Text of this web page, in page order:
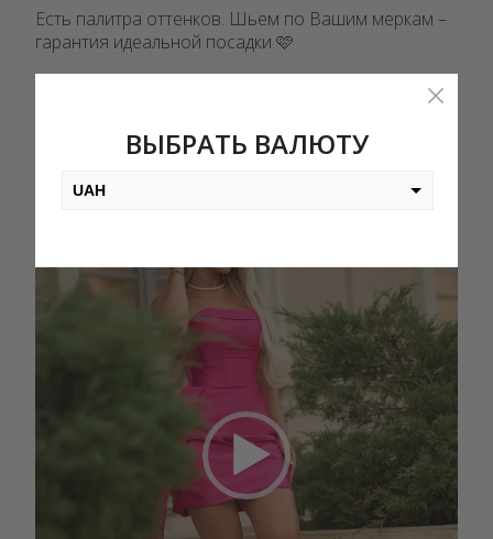
Есть палитра оттенков. Шьем по Вашим меркам –
гарантия идеальной посадки 🩷
ВЫБРАТЬ ВАЛЮТУ
UAH
EUR